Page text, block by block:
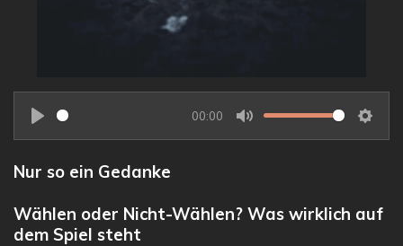
P
a
y
00:00
M
e
S
t
Nur so ein Gedanke
Wählen oder Nicht-Wählen? Was wirklich auf
dem Spiel steht